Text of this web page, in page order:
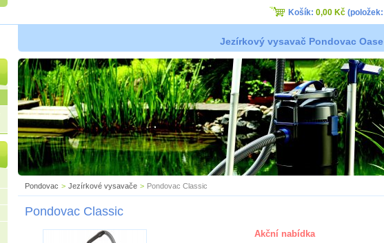
Jezírkový vysavač Pondovac Oase
Pondovac > Jezírkové vysavače > Pondovac Classic
Pondovac Classic
Akční nabídka
Košík: 0,00 Kč (položek: